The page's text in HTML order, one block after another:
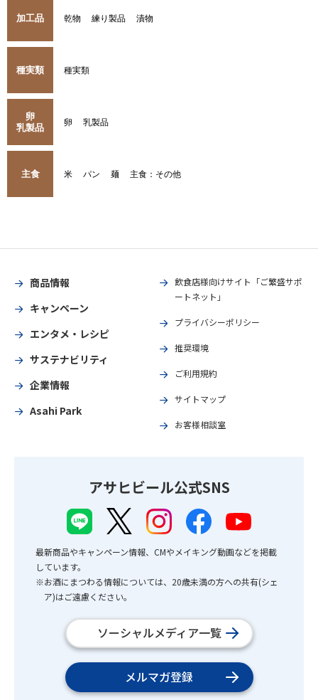
加工品 乾物 練り製品 漬物
種実類 種実類
卵
乳製品
卵 乳製品
主食 米 パン 麺 主食：その他
商品情報
キャンペーン
エンタメ・レシピ
サステナビリティ
企業情報
Asahi Park
飲食店様向けサイト「ご繁盛サポ
ートネット」
プライバシーポリシー
推奨環境
ご利用規約
サイトマップ
お客様相談室
アサヒビール公式SNS
最新商品やキャンペーン情報、CMやメイキング動画などを掲載
しています。
※お酒にまつわる情報については、20歳未満の方への共有(シェ
ア)はご遠慮ください。
ソーシャルメディア一覧
メルマガ登録